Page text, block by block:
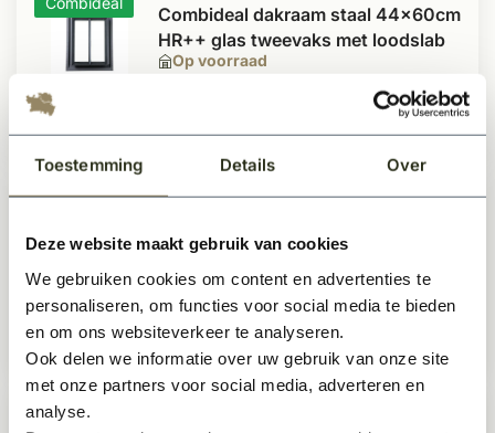
Toestemming Details Over
Deze website maakt gebruik van cookies
We gebruiken cookies om content en advertenties te
personaliseren, om functies voor social media te bieden
en om ons websiteverkeer te analyseren.
Ook delen we informatie over uw gebruik van onze site
met onze partners voor social media, adverteren en
analyse.
Op voorraad
Combideal dakraam staal 44x60cm
HR++ glas tweevaks met loodslab
971,-
Op voorraad
tweevaks
1.148,-Per stuk